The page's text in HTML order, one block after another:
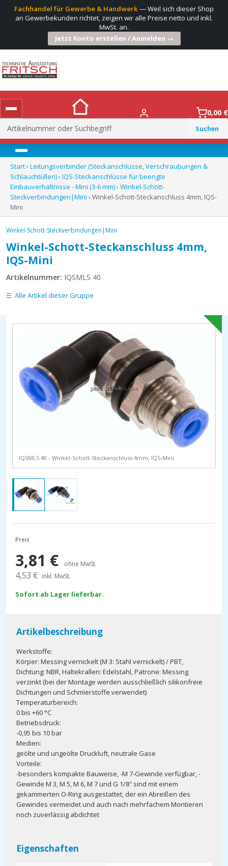
Fachhandel für Gewerbe & Handwerk— Weil sich dieser Shop
an Gewerbekunden richtet, zeigen wir alle Preise netto und inkl.
MwSt. an.
Jetzt Konto erstellen / Anmelden →
Suchen
nach:
0,00 €
Menü
Start› Leitungsverbinder (Steckanschlüsse, Verschraubungen &
Schlauchtüllen)› IQS-Steckanschlüsse für beengte
Einbauverhältnisse - Mini (3-6 mm)› Winkel-Schott-
Steckverbindungen|Mini › Winkel-Schott-Steckanschluss 4mm, IQS-
Mini
Winkel-Schott-Steckverbindungen|Mini
Winkel-Schott-Steckanschluss 4mm,
IQS-Mini
Artikelnummer: IQSMLS 40
Alle Artikel dieser Gruppe
IQSMLS 40 - Winkel-Schott-Steckanschluss 4mm, IQS-Mini
Preis
3,81 € ohne MwSt.
4,53 € inkl. MwSt.
Sofort ab Lager lieferbar.
Artikelbeschreibung
Werkstoffe:
Körper: Messing vernickelt (M 3: Stahl vernickelt) / PBT,
Dichtung: NBR, Haltekrallen: Edelstahl, Patrone: Messing
verzinkt (bei der Montage werden ausschließlich silikonfreie
Dichtungen und Schmierstoffe verwendet)
Temperaturbereich:
0 bis +60 °C
Betriebsdruck:
-0,95 bis 10 bar
Medien:
geölte und ungeölte Druckluft, neutrale Gase
Vorteile:
-besonders kompakte Bauweise, -M 7-Gewinde verfügbar, -
Gewinde M 3, M 5, M 6, M 7 und G 1/8″ sind mit einem
gekammerten O-Ring ausgestattet, der ein Abreißen des
Gewindes vermeidet und auch nach mehrfachem Montieren
noch zuverlässig abdichtet
Eigenschaften